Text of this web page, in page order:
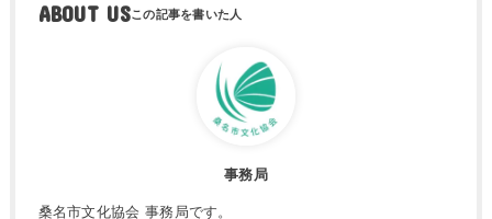
ABOUT US
事務局
桑名市文化協会 事務局です。